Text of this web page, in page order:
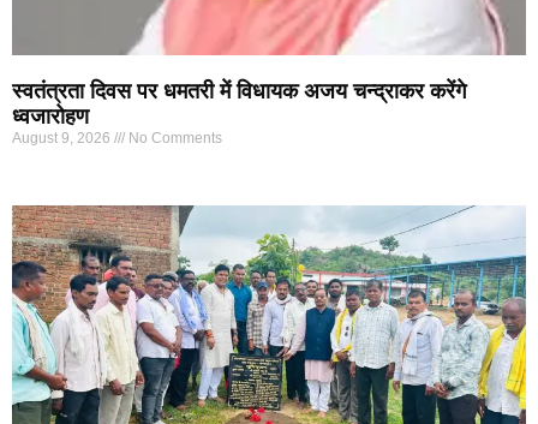
स्वतंत्रता दिवस पर धमतरी में विधायक अजय चन्द्राकर करेंगे
ध्वजारोहण
August 9, 2026 No Comments